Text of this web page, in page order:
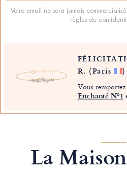
Votre email ne sera jamais
règles de
R. (Paris )
Vous
Enchanté Nº1
La